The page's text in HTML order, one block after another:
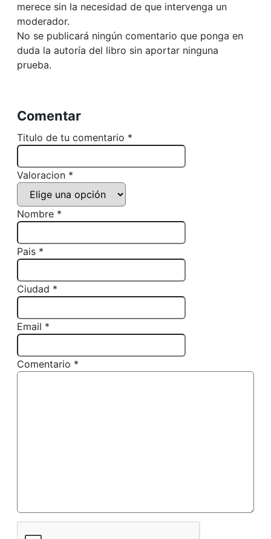
merece sin la necesidad de que intervenga un
moderador.
No se publicará ningún comentario que ponga en
duda la autoría del libro sin aportar ninguna
prueba.
Comentar
Titulo de tu comentario *
Valoracion *
Nombre *
Pais *
Ciudad *
Email *
Comentario *